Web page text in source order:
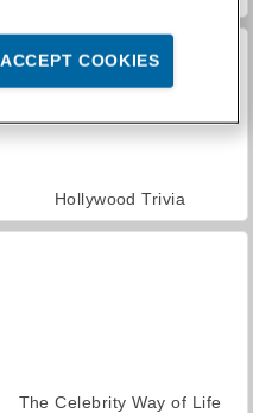
Hollywood Trivia
The Celebrity Way of Life
ACCEPT COOKIES